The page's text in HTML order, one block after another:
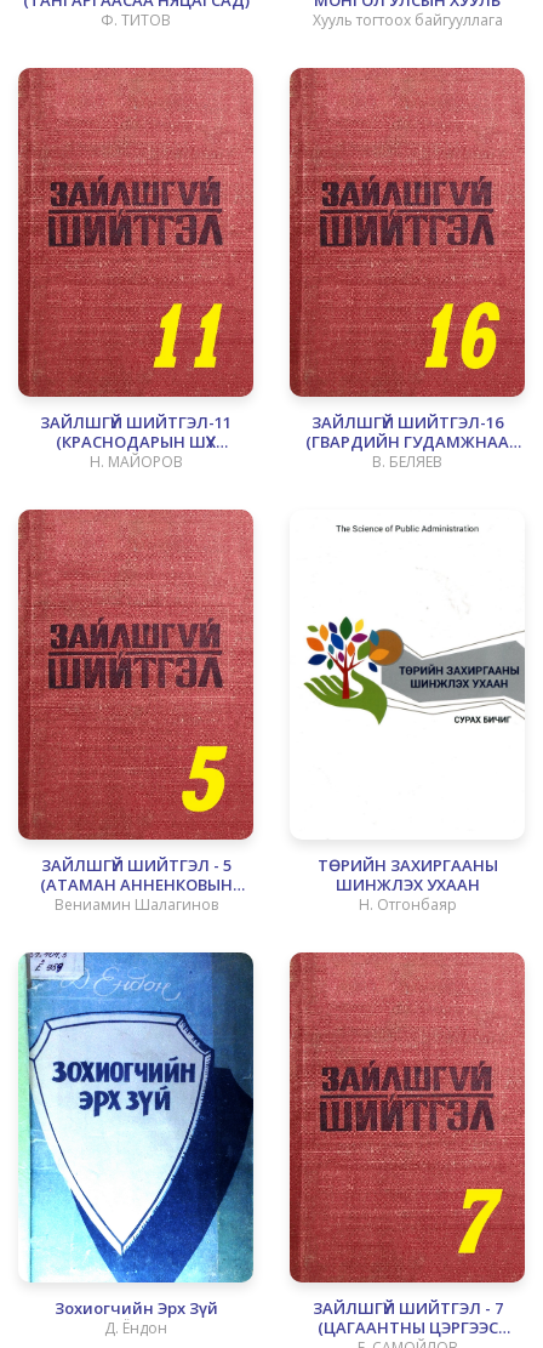
Ф. ТИТОВ Хууль тогтоох байгууллага
ЗАЙЛШГҮЙ ШИЙТГЭЛ-11
(КРАСНОДАРЫН ШҮҮХ
АЖИЛЛАГАА)
Н. МАЙОРОВ
ЗАЙЛШГҮЙ ШИЙТГЭЛ-16
(ГВАРДИЙН ГУДАМЖНАА
БОЛСОН ГЭМТ ХЭРЭГ)
B. БЕЛЯЕВ
ЗАЙЛШГҮЙ ШИЙТГЭЛ - 5
(АТАМАН АННЕНКОВЫН
СҮЙРЭЛ)
Вениамин Шалагинов
ТӨРИЙН ЗАХИРГААНЫ
ШИНЖЛЭХ УХААН
Н. Отгонбаяр
Зохиогчийн Эрх Зүй
Д. Ёндон
ЗАЙЛШГҮЙ ШИЙТГЭЛ - 7
(ЦАГААНТНЫ ЦЭРГЭЭС